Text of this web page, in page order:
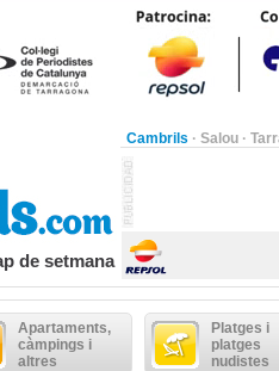
Cambrils · Salou ·
de setmana
Apartaments,
càmpings i
altres
Platges i
platges
nudistes